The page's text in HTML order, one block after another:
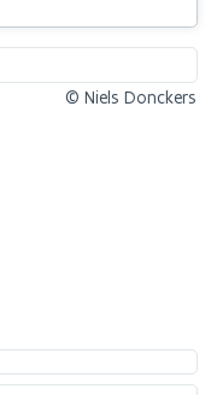
© Niels Donckers